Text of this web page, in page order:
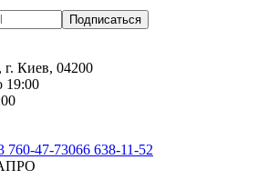
Подписаться
Киев, 04200
19:00
760-47-73066 638-11-52